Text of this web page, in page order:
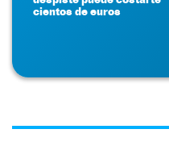
cientos de euros